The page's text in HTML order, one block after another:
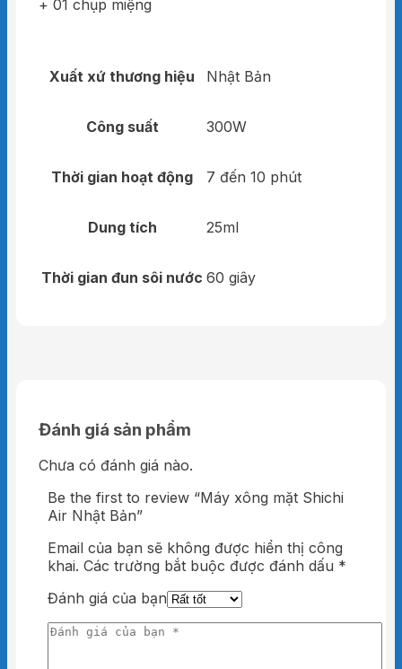
+ 01 chụp miệng
Xuất xứ thương hiệu Nhật Bản
Công suất 300W
Thời gian hoạt động 7 đến 10 phút
Dung tích 25ml
Thời gian đun sôi nước 60 giây
Đánh giá sản phẩm
Chưa có đánh giá nào.
Be the first to review “Máy xông mặt Shichi
Air Nhật Bản”
Email của bạn sẽ không được hiển thị công
khai. Các trường bắt buộc được đánh dấu *
Đánh giá của bạn